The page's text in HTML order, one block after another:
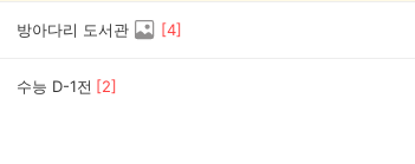
방아다리 도서관 [4]
수능 D-1전 [2]